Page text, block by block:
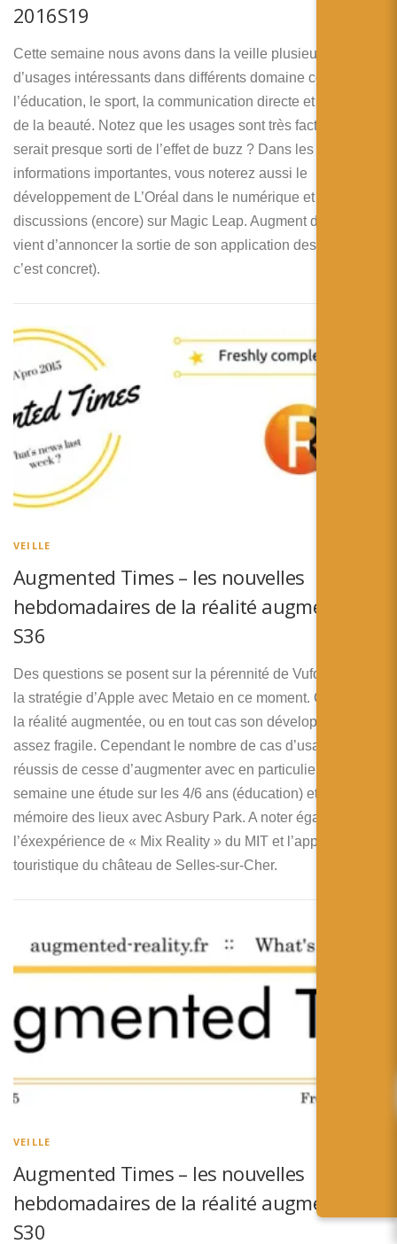
2016S19
Cette semaine nous avons dans la veille plusieurs cas
d’usages intéressants dans différents domaine comme
l’éducation, le sport, la communication directe et l’univers
de la beauté. Notez que les usages sont très factuels, on
serait presque sorti de l’effet de buzz ? Dans les
informations importantes, vous noterez aussi le
développement de L’Oréal dans le numérique et des
discussions (encore) sur Magic Leap. Augment de son coté
vient d’annoncer la sortie de son application desktop (et ca
c’est concret).
VEILLE
Augmented Times – les nouvelles
hebdomadaires de la réalité augmentée –
S36
Des questions se posent sur la pérennité de Vuforia et sur
la stratégie d’Apple avec Metaio en ce moment. Cela rends
la réalité augmentée, ou en tout cas son développement,
assez fragile. Cependant le nombre de cas d’usages
réussis de cesse d’augmenter avec en particulier cette
semaine une étude sur les 4/6 ans (éducation) et sur la
mémoire des lieux avec Asbury Park. A noter également
l’éxexpérience de « Mix Reality » du MIT et l’application
touristique du château de Selles-sur-Cher.
VEILLE
Augmented Times – les nouvelles
hebdomadaires de la réalité augmentée –
S30